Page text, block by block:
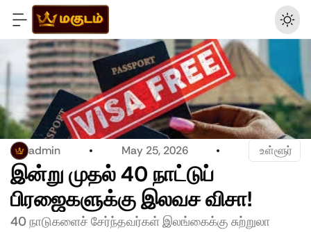
admin May 25, 2026 உள்ளூர்
இன்று முதல் 40 நாட்டுப்
பிரஜைகளுக்கு இலவச விசா!
40 நாடுகளைச் சேர்ந்தவர்கள் இலங்கைக்கு சுற்றுலா